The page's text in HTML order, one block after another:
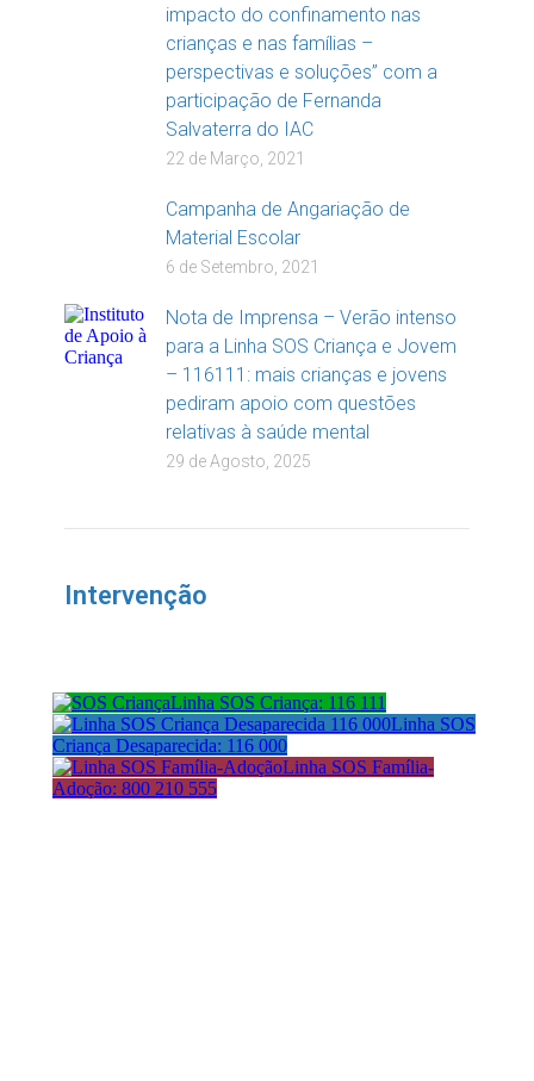
impacto do confinamento nas
crianças e nas famílias –
perspectivas e soluções” com a
participação de Fernanda
Salvaterra do IAC
22 de Março, 2021
Campanha de Angariação de
Material Escolar
6 de Setembro, 2021
Nota de Imprensa – Verão intenso
para a Linha SOS Criança e Jovem
– 116111: mais crianças e jovens
pediram apoio com questões
relativas à saúde mental
29 de Agosto, 2025
Intervenção
Linha SOS Criança: 116 111
Linha SOS
Criança Desaparecida: 116 000
Linha SOS Família-
Adoção: 800 210 555